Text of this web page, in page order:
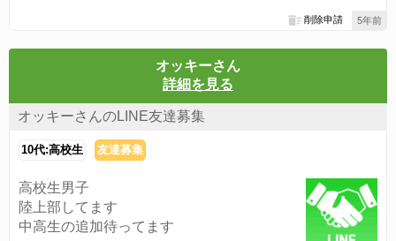
5年前
削除申請
オッキーさん
詳細を見る
オッキーさんのLINE友達募集
10代:高校生 友達募集
高校生男子
陸上部してます
中高生の追加待ってます